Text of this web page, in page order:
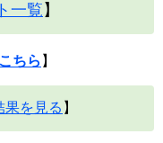
一覧 】
ちら 】
果を見る 】